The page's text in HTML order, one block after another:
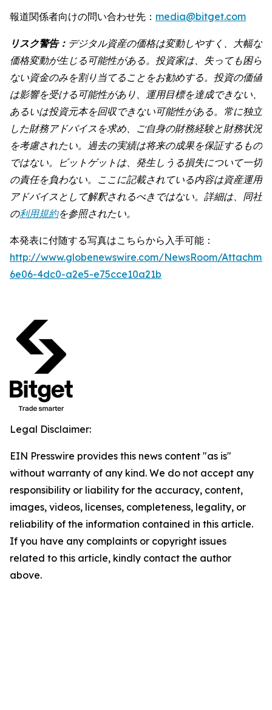
報道関係者向けの問い合わせ先： media@bitget.com
リスク警告： デジタル資産の価格は変動しやすく、大幅な
価格変動が生じる可能性がある。投資家は、失っても困ら
ない資金のみを割り当てることをお勧めする。投資の価値
は影響を受ける可能性があり、運用目標を達成できない、
あるいは投資元本を回収できない可能性がある。常に独立
した財務アドバイスを求め、ご自身の財務経験と財務状況
を考慮されたい。過去の実績は将来の成果を保証するもの
ではない。ビットゲットは、発生しうる損失について一切
の責任を負わない。ここに記載されている内容は資産運用
アドバイスとして解釈されるべきではない。詳細は、同社
の利用規約を参照されたい。
本発表に付随する写真はこちらから入手可能：
http://www.globenewswire.com/NewsRoom/
6e06-4dc0-a2e5-e75cce10a21b
Legal Disclaimer:
EIN Presswire provides this news content "as is"
without warranty of any kind. We do not accept any
responsibility or liability for the accuracy, content,
images, videos, licenses, completeness, legality, or
reliability of the information contained in this article.
If you have any complaints or copyright issues
related to this article, kindly contact the author
above.